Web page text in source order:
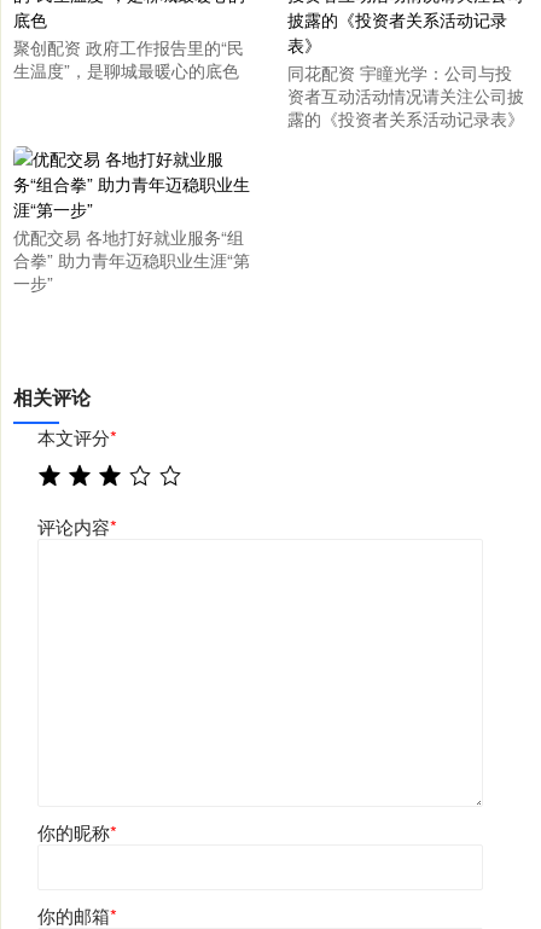
聚创配资 政府工作报告里的“民
生温度”，是聊城最暖心的底色
同花配资 宇瞳光学：公司与投
资者互动活动情况请关注公司披
露的《投资者关系活动记录表》
优配交易 各地打好就业服务“组
合拳” 助力青年迈稳职业生涯“第
一步”
相关评论
本文评分*
评论内容*
你的昵称*
你的邮箱*